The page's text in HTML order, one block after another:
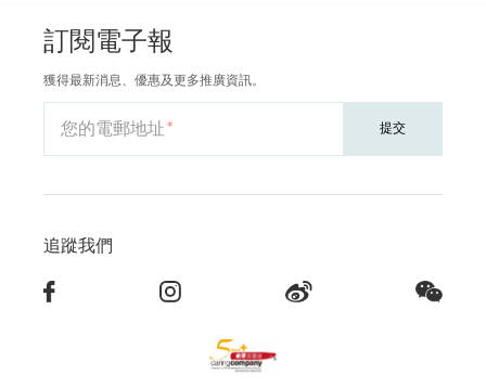
訂閱電子報
獲得最新消息、優惠及更多推廣資訊。
您的電郵地址 提交
追蹤我們